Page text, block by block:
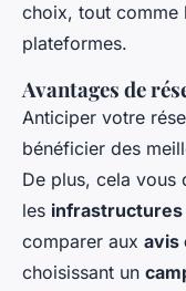
choix, tout comme
plateformes.
Avantages de
Anticiper votre
bénéficier des
De plus, cela vous
les infrastructures
comparer aux avis
choisissant un